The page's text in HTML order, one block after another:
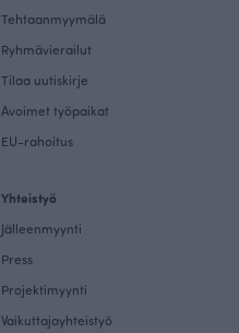
Tehtaanmyymälä
Ryhmävierailut
Tilaa uutiskirje
Avoimet työpaikat
EU-rahoitus
Yhteistyö
Jälleenmyynti
Press
Projektimyynti
Vaikuttajayhteistyö